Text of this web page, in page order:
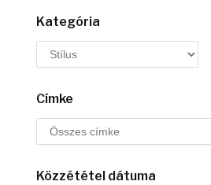
Kategória
Címke
Közzététel dátuma